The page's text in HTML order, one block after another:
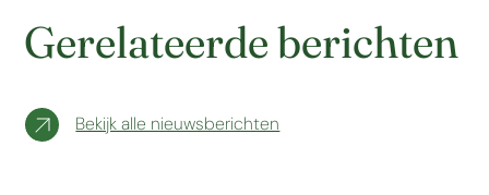
Gerelateerde berichten
Bekijk alle nieuwsberichten